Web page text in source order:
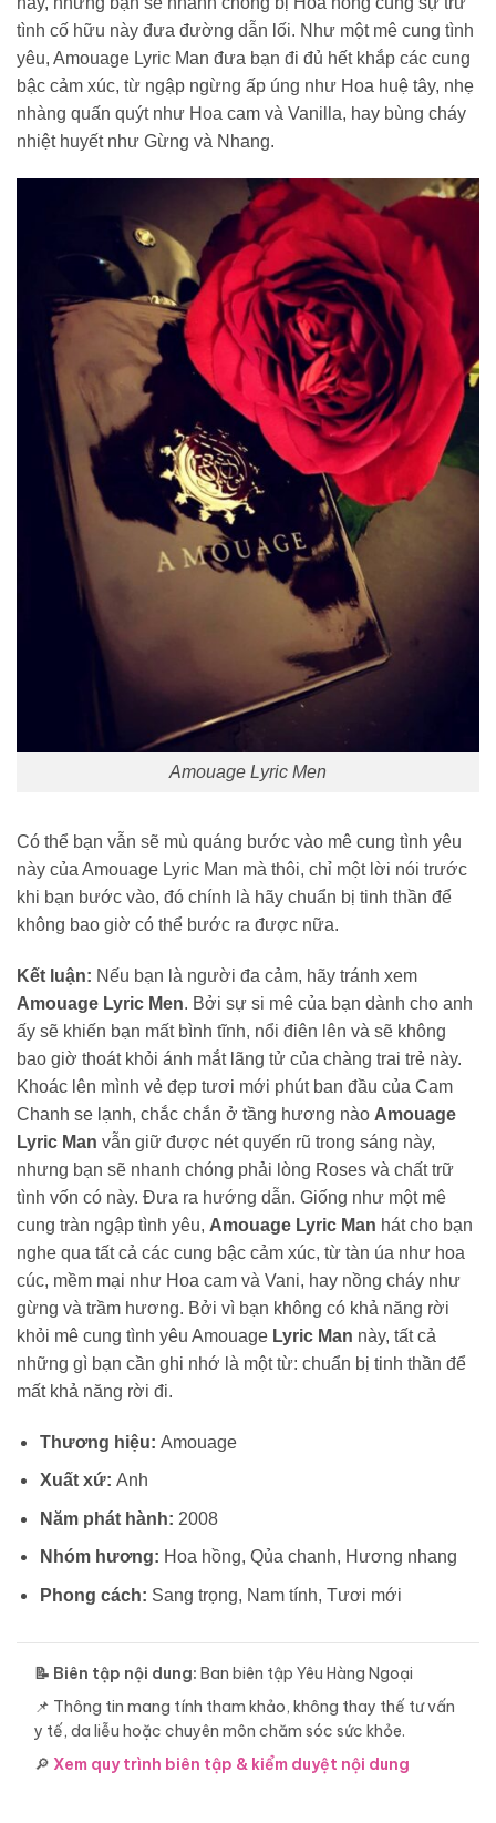
tình cố hữu này đưa đường dẫn lối. Như một mê cung tình
yêu, Amouage Lyric Man đưa bạn đi đủ hết khắp các cung
bậc cảm xúc, từ ngập ngừng ấp úng như Hoa huệ tây, nhẹ
nhàng quấn quýt như Hoa cam và Vanilla, hay bùng cháy
nhiệt huyết như Gừng và Nhang.
Amouage Lyric Men
Có thể bạn vẫn sẽ mù quáng bước vào mê cung tình yêu
này của Amouage Lyric Man mà thôi, chỉ một lời nói trước
khi bạn bước vào, đó chính là hãy chuẩn bị tinh thần để
không bao giờ có thể bước ra được nữa.
Kết luận: Nếu bạn là người đa cảm, hãy tránh xem
Amouage Lyric Men. Bởi sự si mê của bạn dành cho anh
ấy sẽ khiến bạn mất bình tĩnh, nổi điên lên và sẽ không
bao giờ thoát khỏi ánh mắt lãng tử của chàng trai trẻ này.
Khoác lên mình vẻ đẹp tươi mới phút ban đầu của Cam
Chanh se lạnh, chắc chắn ở tầng hương nào Amouage
Lyric Man vẫn giữ được nét quyến rũ trong sáng này,
nhưng bạn sẽ nhanh chóng phải lòng Roses và chất trữ
tình vốn có này. Đưa ra hướng dẫn. Giống như một mê
cung tràn ngập tình yêu, Amouage Lyric Man hát cho bạn
nghe qua tất cả các cung bậc cảm xúc, từ tàn úa như hoa
cúc, mềm mại như Hoa cam và Vani, hay nồng cháy như
gừng và trầm hương. Bởi vì bạn không có khả năng rời
khỏi mê cung tình yêu Amouage Lyric Man này, tất cả
những gì bạn cần ghi nhớ là một từ: chuẩn bị tinh thần để
mất khả năng rời đi.
Thương hiệu: Amouage
Xuất xứ: Anh
Năm phát hành: 2008
Nhóm hương: Hoa hồng, Qủa chanh, Hương nhang
Phong cách: Sang trọng, Nam tính, Tươi mới
📝 Biên tập nội dung: Ban biên tập Yêu Hàng Ngoại
📌 Thông tin mang tính tham khảo, không thay thế tư vấn
y tế, da liễu hoặc chuyên môn chăm sóc sức khỏe.
🔎 Xem quy trình biên tập & kiểm duyệt nội dung